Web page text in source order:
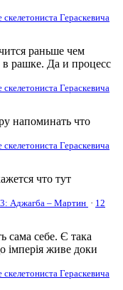
Гераскевича
раньше чем
в рашке. Да и процесс
Гераскевича
напоминать что
Гераскевича
что тут
Аджагба – Мартин · 12
сама себе. Є така
імперія живе доки
Гераскевича